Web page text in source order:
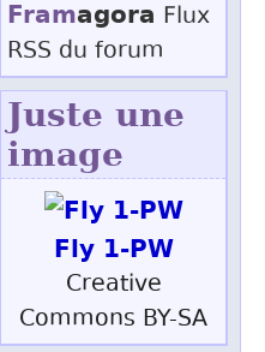
Framagora Flux
RSS du forum
Juste une
image
Fly 1-PW
Creative
Commons BY-SA